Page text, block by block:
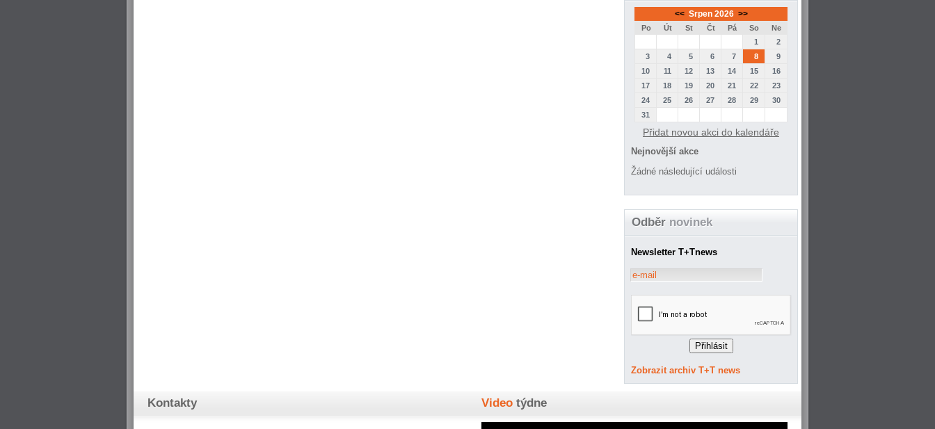
<< Srpen 2026 >>
Po Út St Čt Pá So
Ne
1
2
3
4 5 6 7 8
9
10
11 12 13 14 15
16
17
18 19 20 21 22
23
24
25 26 27 28 29
30
31
Přidat novou akci do kalendáře
Nejnovější akce
Žádné následující události
Odběr novinek
Newsletter T+Tnews
Zobrazit archiv T+T news
Kontakty Video týdne